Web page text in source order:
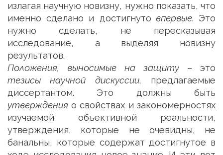
излагая научную новизну, нужно показать, что
именно сделано и достигнуто впервые. Это
нужно сделать, не пересказывая
исследование, а выделяя новизну
результатов.
Положения, выносимые на защиту– это
тезисы научной дискуссии, предлагаемые
диссертантом. Это должны быть
утвержденияо свойствах и закономерностях
изучаемой объективной реальности,
утверждения, которые не очевидны, не
банальны, которые содержат достигнутое в